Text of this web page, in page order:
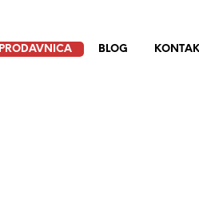
PRODAVNICA BLOG